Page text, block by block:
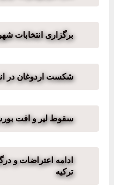
برگزاری انتخابات
شکست اردوغان در
سقوط لیر و افت
ادامه اعتراضات و
ترکیه